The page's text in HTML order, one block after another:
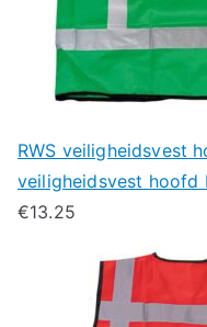
RWS veiligheidsvest
veiligheidsvest hoofd
€13.25